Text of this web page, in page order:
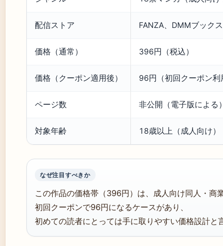
配信ストア FANZA、DMMブック
価格（通常） 396円（税込）
価格（クーポン適用後） 96円（初回クーポン利
ページ数 非公開（電子版による
対象年齢 18歳以上（成人向け）
なぜ注目すべきか
この作品の価格帯（396円）は、成人向け同人・商
初回クーポンで96円になるケースがあり、
初めての読者にとっては手に取りやすい価格設計と